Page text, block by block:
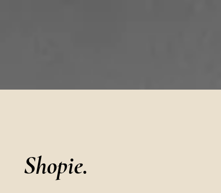
Shopie.